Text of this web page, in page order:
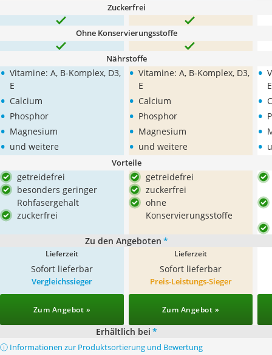
Zuckerfrei
Ohne Konservierungsstoffe
Nährstoffe
• Vitamine: A, B-Komplex, D3,
E
• Calcium
• Phosphor
• Magnesium
• und weitere
• Vitamine: A, B-Komplex, D3,
E
• Calcium
• Phosphor
• Magnesium
• und weitere
•
E
•
•
•
•
Vorteile
getreidefrei
besonders geringer
Rohfasergehalt
zuckerfrei
getreidefrei
zuckerfrei
ohne
Konservierungsstoffe
Zu den Angeboten *
Lieferzeit
Sofort lieferbar
Lieferzeit
Sofort lieferbar
Vergleichssieger
Zum Angebot »
Preis-Leistungs-Sieger
Zum Angebot »
Erhältlich bei *
ⓘ Informationen zur Produktsortierung und Bewertung